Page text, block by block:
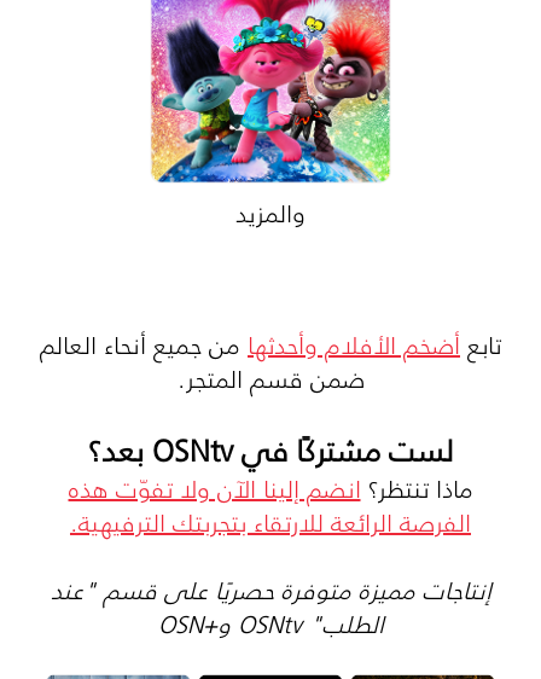
والمزيد
تابعأضخم الأفلام وأحدثهامن جميع أنحاء العالم
ضمن قسم المتجر.
لست مشتركًا في OSNtv بعد؟
ماذا تنتظر؟انضم إلينا الآن ولا تفوّت هذه
الفرصة الرائعة للارتقاء بتجربتك الترفيهية.
إنتاجات مميزة متوفرة حصريًا على قسم "عند
الطلب" OSNtv و+OSN